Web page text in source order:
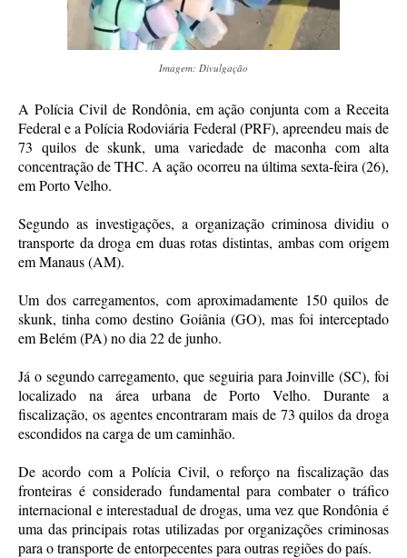
Imagem: Divulgação
A Polícia Civil de Rondônia, em ação conjunta com a Receita
Federal e a Polícia Rodoviária Federal (PRF), apreendeu mais de
73 quilos de skunk, uma variedade de maconha com alta
concentração de THC. A ação ocorreu na última sexta-feira (26),
em Porto Velho.
Segundo as investigações, a organização criminosa dividiu o
transporte da droga em duas rotas distintas, ambas com origem
em Manaus (AM).
Um dos carregamentos, com aproximadamente 150 quilos de
skunk, tinha como destino Goiânia (GO), mas foi interceptado
em Belém (PA) no dia 22 de junho.
Já o segundo carregamento, que seguiria para Joinville (SC), foi
localizado na área urbana de Porto Velho. Durante a
fiscalização, os agentes encontraram mais de 73 quilos da droga
escondidos na carga de um caminhão.
De acordo com a Polícia Civil, o reforço na fiscalização das
fronteiras é considerado fundamental para combater o tráfico
internacional e interestadual de drogas, uma vez que Rondônia é
uma das principais rotas utilizadas por organizações criminosas
para o transporte de entorpecentes para outras regiões do país.